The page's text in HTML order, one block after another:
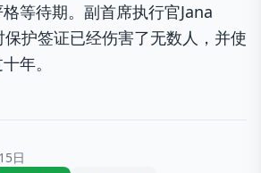
等待期。副首席执行官Jana
护签证已经伤害了无数人，并使
年。
日